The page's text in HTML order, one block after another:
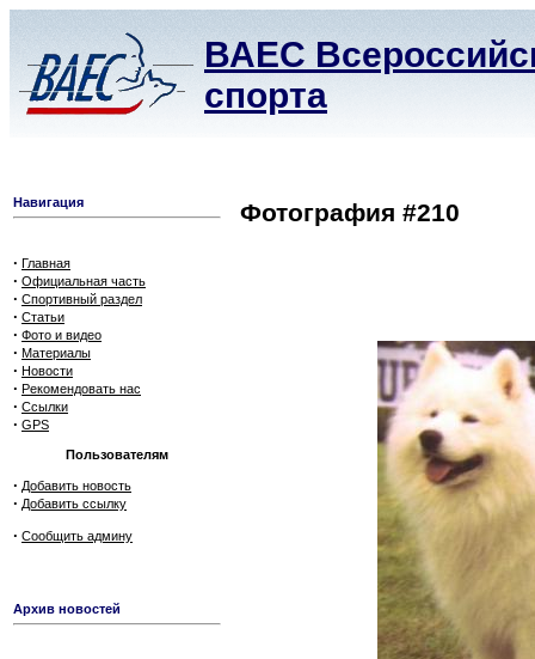
ВАЕС
спорта
Навигация
· Главная
· Официальная часть
· Спортивный раздел
· Статьи
· Фото и видео
· Материалы
· Новости
· Рекомендовать нас
· Ссылки
· GPS
Пользователям
· Добавить новость
· Добавить ссылку
· Сообщить админу
Архив новостей
Фотография #210